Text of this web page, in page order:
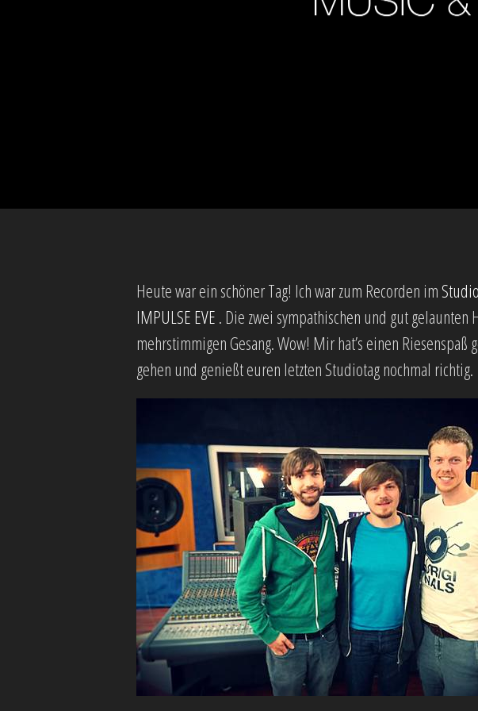
Heute war ein schöner Tag! Ich war zum Recorden im Studio
IMPULSE EVE . Die zwei sympathischen und gut
mehrstimmigen Gesang. Wow! Mir hat’s einen
gehen und genießt euren letzten Studiotag nochmal richtig.